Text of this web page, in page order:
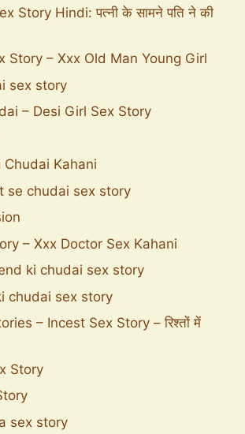
Story Hindi: पत्नी के सामने पति ने की
Story – Xxx Old Man Young Girl
sex story
– Desi Girl Sex Story
Chudai Kahani
se chudai sex story
– Xxx Doctor Sex Kahani
ki chudai sex story
chudai sex story
– Incest Sex Story – रिश्तों में
Story
sex story